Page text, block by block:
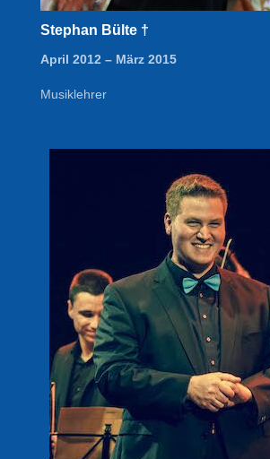
Stephan Bülte †
April 2012 – März 2015
Musiklehrer